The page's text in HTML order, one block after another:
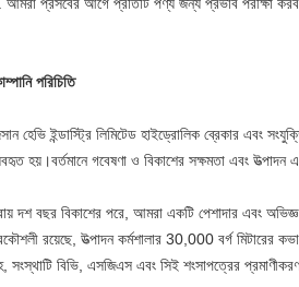
পরিচিতি
হেভি ইন্ডাস্ট্রি লিমিটেড হাইড্রোলিক ব্রেকার এবং
হয়।বর্তমানে গবেষণা ও বিকাশের সক্ষমতা এবং উত্পাদন
দশ বছর বিকাশের পরে, আমরা একটি পেশাদার এবং
রয়েছে, উত্পাদন কর্মশালার 30,000 বর্গ মিটারের
সংস্থাটি বিভি, এসজিএস এবং সিই শংসাপত্রের